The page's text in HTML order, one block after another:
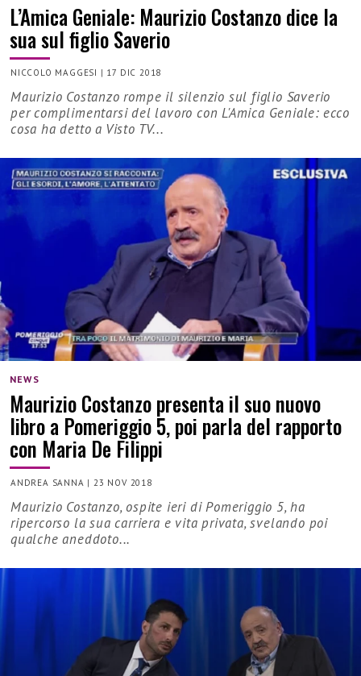
L’Amica Geniale: Maurizio Costanzo dice la
sua sul figlio Saverio
NICCOLO MAGGESI | 17 DIC 2018
Maurizio Costanzo rompe il silenzio sul figlio Saverio
per complimentarsi del lavoro con L'Amica Geniale: ecco
cosa ha detto a Visto TV...
NEWS
Maurizio Costanzo presenta il suo nuovo
libro a Pomeriggio 5, poi parla del rapporto
con Maria De Filippi
ANDREA SANNA |23 NOV 2018
Maurizio Costanzo, ospite ieri di Pomeriggio 5, ha
ripercorso la sua carriera e vita privata, svelando poi
qualche aneddoto...